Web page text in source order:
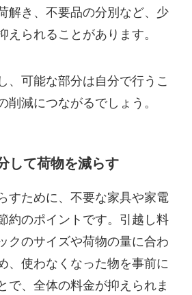
解き、不要品の分別など、少
えられることがあります。
、可能な部分は自分で行うこ
削減につながるでしょう。
して荷物を減らす
すために、不要な家具や家電
約のポイントです。引越し料
クのサイズや荷物の量に合わ
、使わなくなった物を事前に
で、全体の料金が抑えられま